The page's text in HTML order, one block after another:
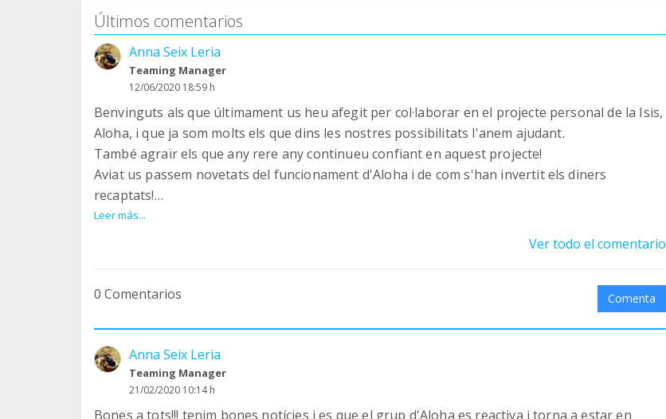
Últimos comentarios
Anna Seix Leria
Teaming Manager
12/06/2020 18:59 h
Benvinguts als que últimament us heu afegit per col·laborar en el projecte personal de la Isis,
Aloha, i que ja som molts els que dins les nostres possibilitats l'anem ajudant.
També agraïr els que any rere any continueu confiant en aquest projecte!
Aviat us passem novetats del funcionament d'Aloha i de com s'han invertit els diners
recaptats!
GRÀCIES A TOTS!!!
Leer más...
Ver todo el comentario
0 Comentarios Comenta
Anna Seix Leria
Teaming Manager
21/02/2020 10:14 h
Bones a tots!!! tenim bones notícies i es que el grup d'Aloha es reactiva i torna a estar en